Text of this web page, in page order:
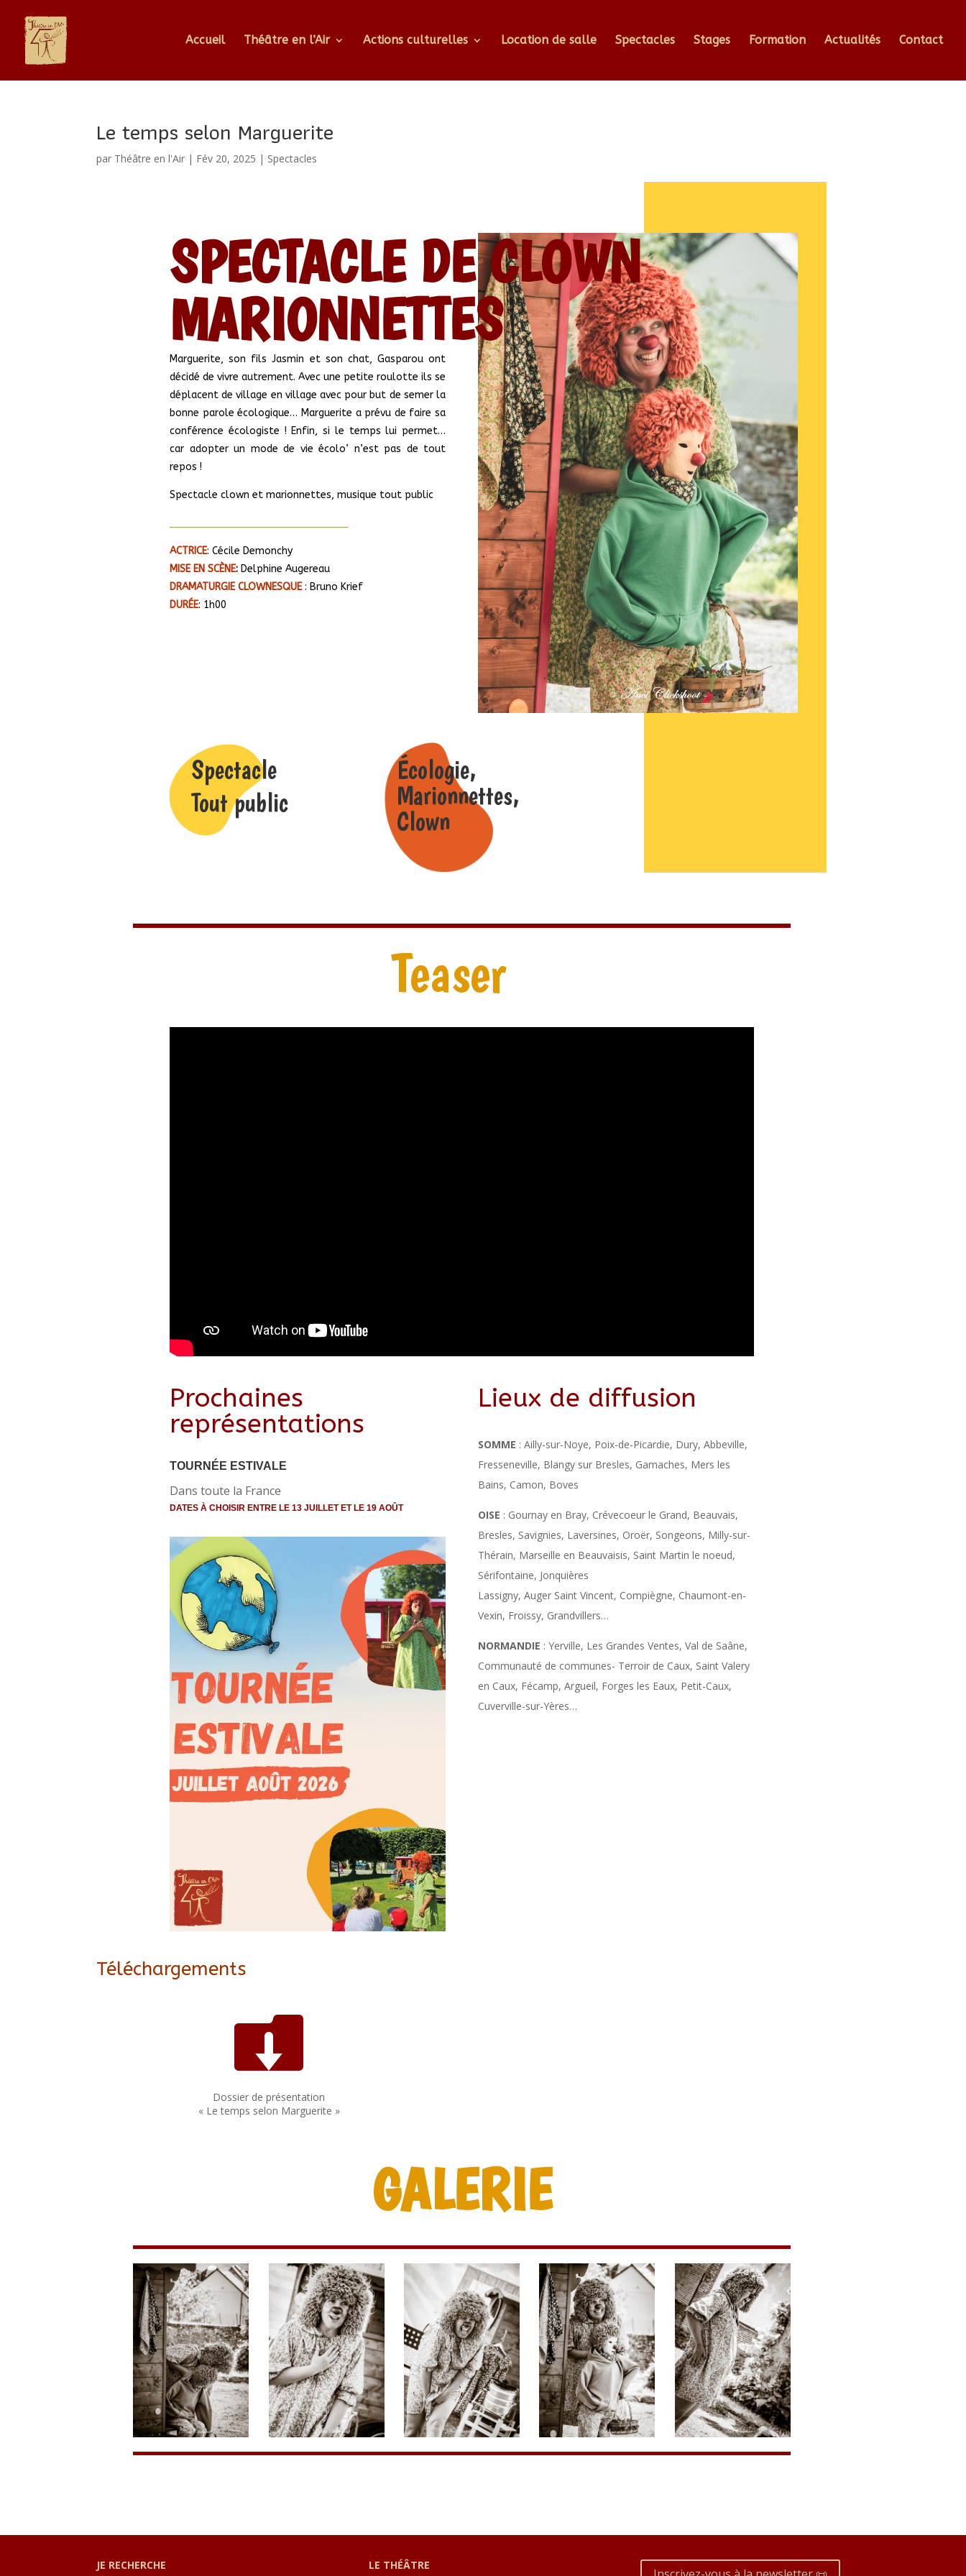
Accueil Théâtre en l’Air Actions culturelles Location de salle Spectacles Stages Formation Actualités Contact
Le temps selon Marguerite
par Théâtre en l'Air | Fév 20, 2025 | Spectacles
SPECTACLE DE CLOWN
MARIONNETTES
Marguerite, son fils Jasmin et son chat, Gasparou ont
décidé de vivre autrement. Avec une petite roulotte ils se
déplacent de village en village avec pour but de semer la
bonne parole écologique… Marguerite a prévu de faire sa
conférence écologiste ! Enfin, si le temps lui permet…
car adopter un mode de vie écolo’ n’est pas de tout
repos !
Spectacle clown et marionnettes, musique tout public
ACTRICE:Cécile Demonchy
MISE EN SCÈNE: Delphine Augereau
DRAMATURGIE CLOWNESQUE: Bruno Krief
DURÉE: 1h00
Spectacle
Tout public
Écologie,
Marionnettes,
Clown
Teaser
Prochaines
représentations
TOURNÉE ESTIVALE
Dans toute la France
DATES À CHOISIR ENTRE LE 13 JUILLET ET LE 19 AOÛT
Lieux de diffusion
SOMME : Ailly-sur-Noye, Poix-de-Picardie, Dury, Abbeville,
Fresseneville, Blangy sur Bresles, Gamaches, Mers les
Bains, Camon, Boves
OISE : Gournay en Bray, Crévecoeur le Grand, Beauvais,
Bresles, Savignies, Laversines, Oroër, Songeons, Milly-sur-
Thérain, Marseille en Beauvaisis, Saint Martin le noeud,
Sérifontaine, Jonquières
Lassigny, Auger Saint Vincent, Compiègne, Chaumont-en-
Vexin, Froissy, Grandvillers…
NORMANDIE : Yerville, Les Grandes Ventes, Val de Saâne,
Communauté de communes- Terroir de Caux, Saint Valery
en Caux, Fécamp, Argueil, Forges les Eaux, Petit-Caux,
Cuverville-sur-Yères…
Téléchargements

Dossier de présentation
« Le temps selon Marguerite »
GALERIE
JE RECHERCHE LE THÉÂTRE